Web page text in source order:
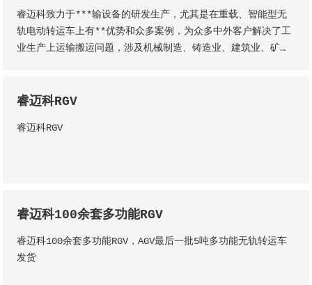
睿迈科致力于***输设备的研发生产，尤其是在重载、智能型无
轨电动转运车上有**优势和众多案例，为众多中外客户解决了工
业生产上运输搬运问题，涉及机械制造、铸造业、建筑业、矿
求，大大提高了生产效率。
睿迈科RGV
睿迈科RGV
睿迈科100余套多功能RGV
睿迈科100余套多功能RGV，AGV最后一批5吨多功能无轨转运车
发货